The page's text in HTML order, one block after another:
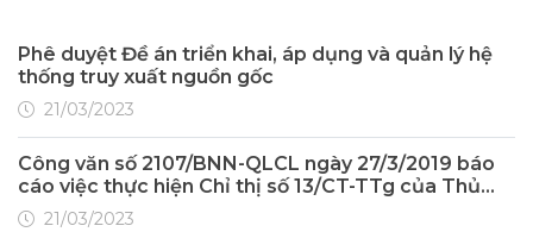
Phê duyệt Đề án triển khai, áp dụng và quản lý hệ
thống truy xuất nguồn gốc
21/03/2023
Công văn số 2107/BNN-QLCL ngày 27/3/2019 báo
cáo việc thực hiện Chỉ thị số 13/CT-TTg của Thủ
tướng Chính phủ về an toàn thực phẩm
21/03/2023